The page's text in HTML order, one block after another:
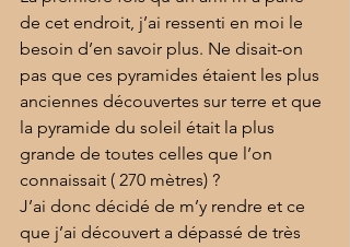
de cet endroit, j’ai ressenti en moi le
besoin d’en savoir plus. Ne disait-on
pas que ces pyramides étaient les plus
anciennes découvertes sur terre et que
la pyramide du soleil était la plus
grande de toutes celles que l’on
connaissait ( 270 mètres) ?
J’ai donc décidé de m’y rendre et ce
que j’ai découvert a dépassé de très